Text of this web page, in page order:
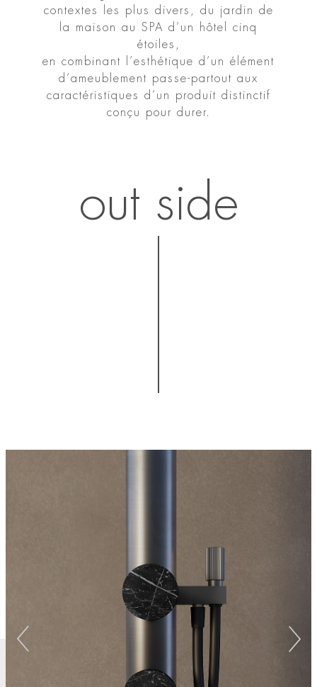
contextes les plus divers, du jardin de
la maison au SPA d’un hôtel cinq
étoiles,
en combinant l’esthétique d’un élément
d’ameublement passe-partout aux
caractéristiques d’un produit distinctif
conçu pour durer.
out side